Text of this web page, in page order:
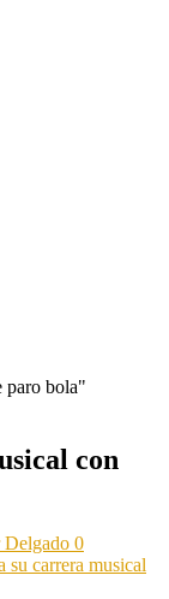
con
0
su carrera musical